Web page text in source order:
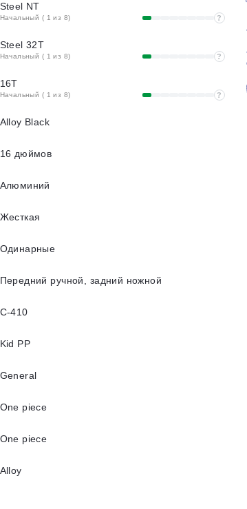
Steel NT
Начальный ( 1 из 8) ?
Steel 32T
Начальный ( 1 из 8) ?
16T
Начальный ( 1 из 8) ?
Alloy Black
16 дюймов
Алюминий
Жесткая
Одинарные
Передний ручной, задний ножной
C-410
Kid PP
General
One piece
One piece
Alloy